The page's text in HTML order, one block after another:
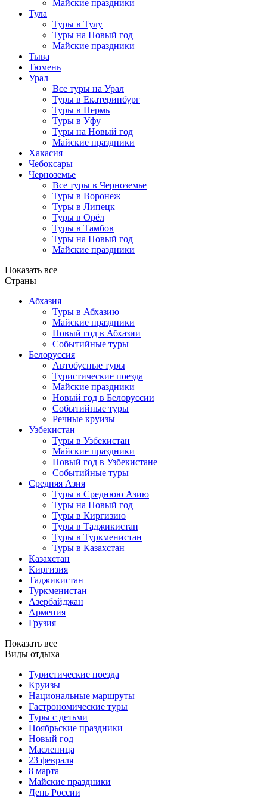
Майские праздники
Тула
Туры в Тулу
Туры на Новый год
Майские праздники
Тыва
Тюмень
Урал
Все туры на Урал
Туры в Екатеринбург
Туры в Пермь
Туры в Уфу
Туры на Новый год
Майские праздники
Хакасия
Чебоксары
Черноземье
Все туры в Черноземье
Туры в Воронеж
Туры в Липецк
Туры в Орёл
Туры в Тамбов
Туры на Новый год
Майские праздники
Показать все
Страны
Абхазия
Туры в Абхазию
Майские праздники
Новый год в Абхазии
Событийные туры
Белоруссия
Автобусные туры
Туристические поезда
Майские праздники
Новый год в Белоруссии
Событийные туры
Речные круизы
Узбекистан
Туры в Узбекистан
Майские праздники
Новый год в Узбекистане
Событийные туры
Средняя Азия
Туры в Среднюю Азию
Туры на Новый год
Туры в Киргизию
Туры в Таджикистан
Туры в Туркменистан
Туры в Казахстан
Казахстан
Киргизия
Таджикистан
Туркменистан
Азербайджан
Армения
Грузия
Показать все
Виды отдыха
Туристические поезда
Круизы
Национальные маршруты
Гастрономические туры
Туры с детьми
Ноябрьские праздники
Новый год
Масленица
23 февраля
8 марта
Майские праздники
День России